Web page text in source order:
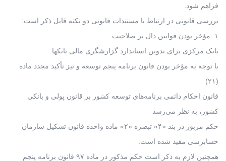
فراهم شود.
بررسی قانونی در ارتباط با مستندات قانونی دو نکته قابل ذکر است:
۱. مؤخر بودن قوانین دال بر صلاحیت
بانک مرکزی برای تدوین استاندارد گزارشگری مالی بانکها
با توجه به م‍ؤخر بودن قانون برنامه پنجم توسعه و نیز تأکید مجدد ماده
(۲۱)
قانون احکام دائمی برنامه‌های توسعه کشور بر قانون پولی و بانکی
کشور، به نظر می‌رسد
حکم مزبور در بند «۴» تبصره «۲» ماده واحده قانون تشکیل سازمان
حسابرسی مقید شده است.
همچنین لازم به ذکر است حکم مذکور در ماده ۹۷ قانون برنامه پنجم